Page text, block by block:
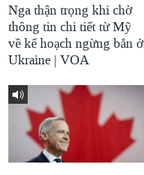
Nga thận trọng khi chờ
thông tin chi tiết từ Mỹ
về kế hoạch ngừng bắn ở
Ukraine | VOA